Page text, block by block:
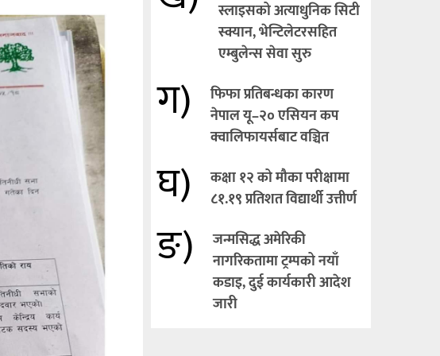
स्लाइसको अत्याधुनिक सिटी
स्क्यान, भेन्टिलेटरसहित
एम्बुलेन्स सेवा सुरु
ग)
फिफा प्रतिबन्धका कारण
नेपाल यू–२० एसियन कप
क्वालिफायर्सबाट वञ्चित
घ)
कक्षा १२ को मौका परीक्षामा
८१.१९ प्रतिशत विद्यार्थी उत्तीर्ण
ङ)
जन्मसिद्ध अमेरिकी
नागरिकतामा ट्रम्पको नयाँ
कडाइ, दुई कार्यकारी आदेश
जारी